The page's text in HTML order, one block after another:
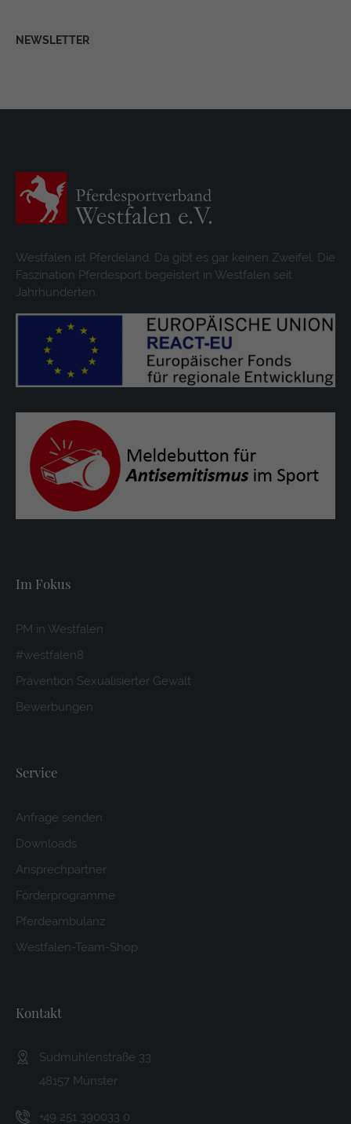
NEWSLETTER
Westfalen ist Pferdeland. Da gibt es gar keinen Zweifel. Die
Faszination Pferdesport begeistert in Westfalen seit
Jahrhunderten.
Im Fokus
PM in Westfalen
#westfalen8
Prävention Sexualisierter Gewalt
Bewerbungen
Service
Anfrage senden
Downloads
Ansprechpartner
Förderprogramme
Pferdeambulanz
Westfalen-Team-Shop
Kontakt
Sudmühlenstraße 33
48157 Münster
+49 251 390033 0